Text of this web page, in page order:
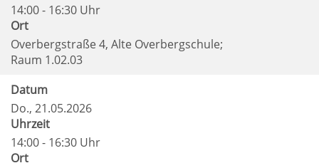
14:00 - 16:30 Uhr
Ort
Overbergstraße 4, Alte Overbergschule;
Raum 1.02.03
Datum
Do., 21.05.2026
Uhrzeit
14:00 - 16:30 Uhr
Ort